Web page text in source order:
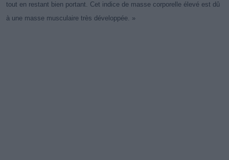
tout en restant bien portant. Cet indice de masse corporelle élevé est dû
à une masse musculaire très développée. »